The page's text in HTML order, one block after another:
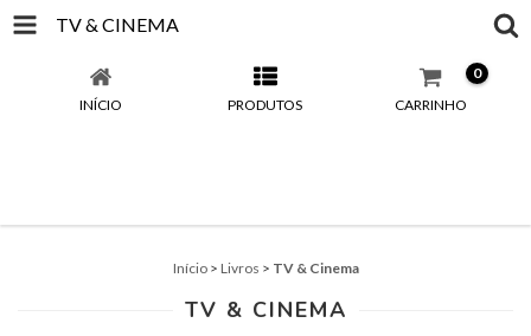
TV & CINEMA
INÍCIO PRODUTOS CARRINHO
0
Início > Livros > TV & Cinema
TV & CINEMA